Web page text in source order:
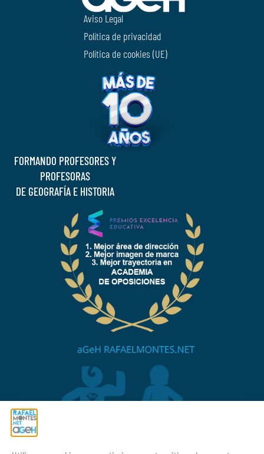
Aviso Legal
Política de privacidad
Política de cookies (UE)
FORMANDO PROFESORES Y
PROFESORAS
DE GEOGRAFÍA E HISTORIA